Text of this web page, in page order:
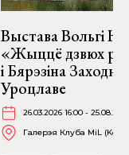
Выстава Вольгі
«Жыццё дзвюх
і Бярэзіна
Уроцлаве
26.03.2026 16:00 -
Галерэя Клуба MiL